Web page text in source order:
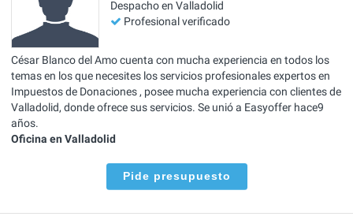
Despacho en Valladolid
Profesional verificado
César Blanco del Amo cuenta con mucha experiencia en todos los
temas en los que necesites los servicios profesionales expertos en
Impuestos de Donaciones , posee mucha experiencia con clientes de
Valladolid, donde ofrece sus servicios. Se unió a Easyoffer hace9
años.
Oficina en Valladolid
Pide presupuesto